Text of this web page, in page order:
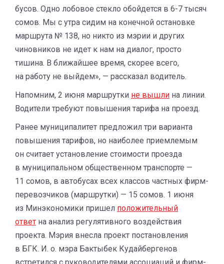
бусов. Одно лобовое стекло обойдется в 6-7 тысяч
сомов. Мы с утра сидим на конечной остановке
маршрута № 138, но никто из мэрии и других
чиновников не идет к нам на диалог, просто
тишина. В ближайшее время, скорее всего,
на работу не выйдем», — рассказал водитель.
Напомним, 2 июня маршрутки не вышли на линии.
Водители требуют повышения тарифа на проезд.
Ранее муниципалитет предложил три варианта
повышения тарифов, но наиболее приемлемым
он считает установление стоимости проезда
в муниципальном общественном транспорте —
11 сомов, в автобусах всех классов частных фирм-
перевозчиков (маршрутки) — 15 сомов. 1 июня
из Минэкономики пришел положительный
ответ на анализ регулятивного воздействия
проекта. Мэрия внесла проект постановления
в БГК. И. о. мэра Бактыбек Кудайбергенов